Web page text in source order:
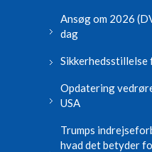
Ansøg om 2026
dag
Sikkerhedsstillelse
Opdatering
USA
Trumps
hvad det betyder